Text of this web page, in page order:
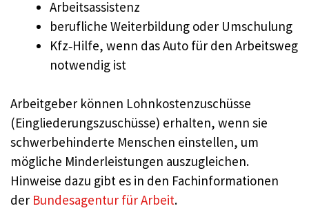
Arbeitsassistenz
berufliche Weiterbildung oder Umschulung
Kfz‑Hilfe, wenn das Auto für den Arbeitsweg
notwendig ist
Arbeitgeber können Lohnkostenzuschüsse
(Eingliederungszuschüsse) erhalten, wenn sie
schwerbehinderte Menschen einstellen, um
mögliche Minderleistungen auszugleichen.
Hinweise dazu gibt es in den Fachinformationen
der Bundesagentur für Arbeit.